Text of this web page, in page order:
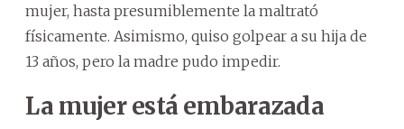
mujer, hasta presumiblemente la maltrató
físicamente. Asimismo, quiso golpear a su hija de
13 años, pero la madre pudo impedir.
La mujer está embarazada